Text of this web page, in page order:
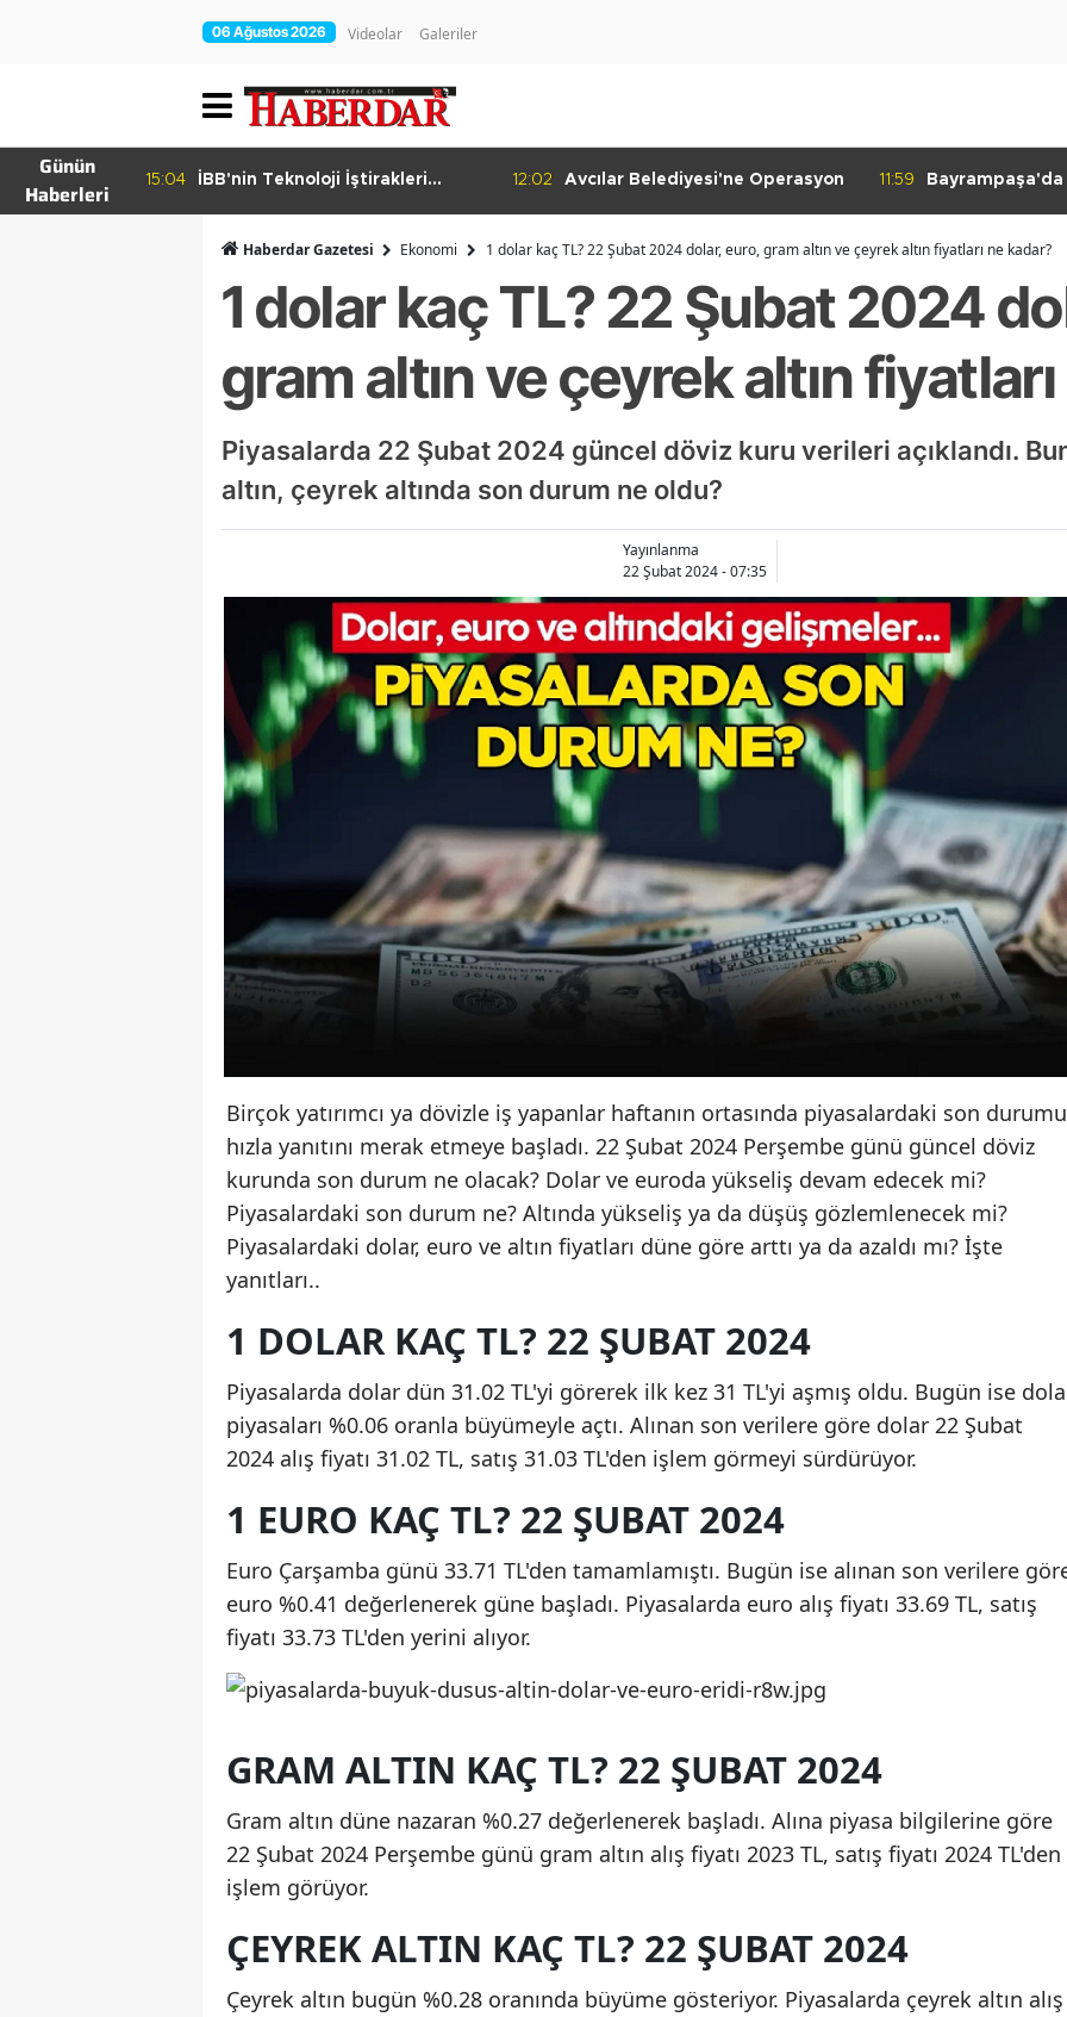
06 Ağustos 2026 Videolar Galeriler
Günün
Haberleri
Bamyası
15:04
İBB'nin Teknoloji İştirakleri
12:02 Avcılar Belediyesi'ne Operasyon 11:59
Bayrampaşa'da
Haberdar Gazetesi Ekonomi 1 dolar kaç TL? 22 Şubat 2024 dolar, euro, gram altın ve çeyrek altın fiyatları ne kadar?
1 dolar kaç TL? 22 Şubat 2024
gram altın ve çeyrek altın
Piyasalarda 22 Şubat 2024 güncel döviz kuru verileri açıklandı.
altın, çeyrek altında son durum ne oldu?
Yayınlanma
22 Şubat 2024 - 07:35
Birçok yatırımcı ya dövizle iş yapanlar haftanın ortasında piyasalardaki son durumu
hızla yanıtını merak etmeye başladı. 22 Şubat 2024 Perşembe günü güncel döviz
kurunda son durum ne olacak? Dolar ve euroda yükseliş devam edecek mi?
Piyasalardaki son durum ne? Altında yükseliş ya da düşüş gözlemlenecek mi?
Piyasalardaki dolar, euro ve altın fiyatları düne göre arttı ya da azaldı mı? İşte
yanıtları..
1 DOLAR KAÇ TL? 22 ŞUBAT 2024
Piyasalarda dolar dün 31.02 TL'yi görerek ilk kez 31 TL'yi aşmış oldu. Bugün ise
piyasaları %0.06 oranla büyümeyle açtı. Alınan son verilere göre dolar 22 Şubat
2024 alış fiyatı 31.02 TL, satış 31.03 TL'den işlem görmeyi sürdürüyor.
1 EURO KAÇ TL? 22 ŞUBAT 2024
Euro Çarşamba günü 33.71 TL'den tamamlamıştı. Bugün ise alınan son verilere
euro %0.41 değerlenerek güne başladı. Piyasalarda euro alış fiyatı 33.69 TL, satış
fiyatı 33.73 TL'den yerini alıyor.
GRAM ALTIN KAÇ TL? 22 ŞUBAT 2024
Gram altın düne nazaran %0.27 değerlenerek başladı. Alına piyasa bilgilerine göre
22 Şubat 2024 Perşembe günü gram altın alış fiyatı 2023 TL, satış fiyatı 2024 TL'den
işlem görüyor.
ÇEYREK ALTIN KAÇ TL? 22 ŞUBAT 2024
Çeyrek altın bugün %0.28 oranında büyüme gösteriyor. Piyasalarda çeyrek altın alış